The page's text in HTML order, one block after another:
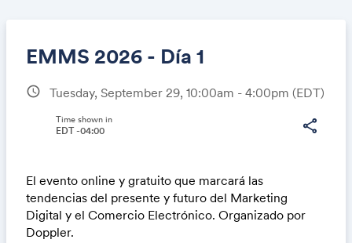
EMMS 2026 - Día 1
schedule Tuesday, September 29, 10:00am - 4:00pm (EDT)
share
Time shown in
EDT -04:00
El evento online y gratuito que marcará las
tendencias del presente y futuro del Marketing
Digital y el Comercio Electrónico. Organizado por
Doppler.
Share
Link: